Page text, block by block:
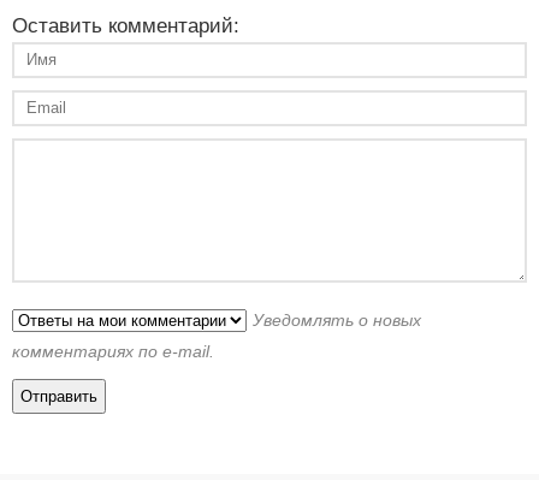
Оставить комментарий:
Уведомлять о новых
комментариях по e-mail.